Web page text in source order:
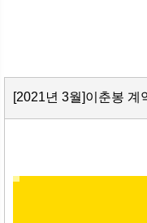
[2021년 3월]이춘봉 계